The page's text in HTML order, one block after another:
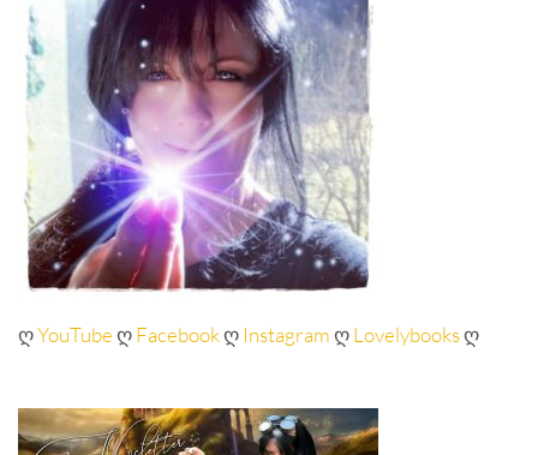
ღYouTubeღFacebookღ InstagramღLovelybooksღ